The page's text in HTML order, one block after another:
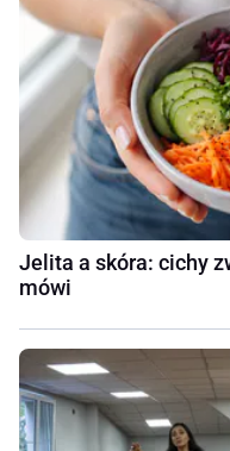
Jelita a skóra: cichy
mówi